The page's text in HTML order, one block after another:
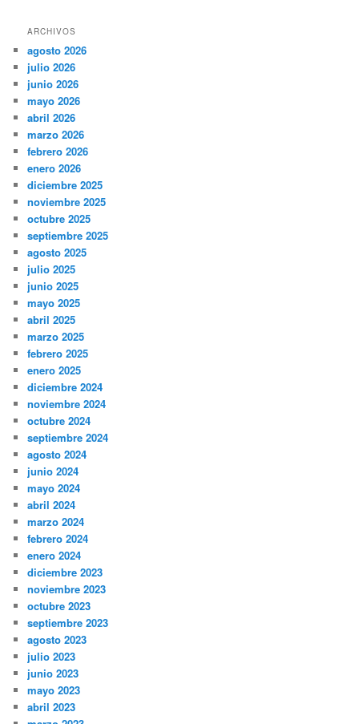
ARCHIVOS
agosto 2026
julio 2026
junio 2026
mayo 2026
abril 2026
marzo 2026
febrero 2026
enero 2026
diciembre 2025
noviembre 2025
octubre 2025
septiembre 2025
agosto 2025
julio 2025
junio 2025
mayo 2025
abril 2025
marzo 2025
febrero 2025
enero 2025
diciembre 2024
noviembre 2024
octubre 2024
septiembre 2024
agosto 2024
junio 2024
mayo 2024
abril 2024
marzo 2024
febrero 2024
enero 2024
diciembre 2023
noviembre 2023
octubre 2023
septiembre 2023
agosto 2023
julio 2023
junio 2023
mayo 2023
abril 2023